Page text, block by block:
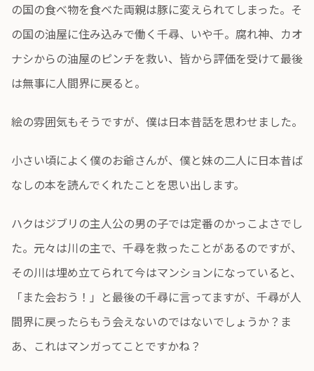
の国の食べ物を食べた両親は豚に変えられてしまった。そ
の国の油屋に住み込みで働く千尋、いや千。腐れ神、カオ
ナシからの油屋のピンチを救い、皆から評価を受けて最後
は無事に人間界に戻ると。
絵の雰囲気もそうですが、僕は日本昔話を思わせました。
小さい頃によく僕のお爺さんが、僕と妹の二人に日本昔ば
なしの本を読んでくれたことを思い出します。
ハクはジブリの主人公の男の子では定番のかっこよさでし
た。元々は川の主で、千尋を救ったことがあるのですが、
その川は埋め立てられて今はマンションになっていると、
「また会おう！」と最後の千尋に言ってますが、千尋が人
間界に戻ったらもう会えないのではないでしょうか？ま
あ、これはマンガってことですかね？